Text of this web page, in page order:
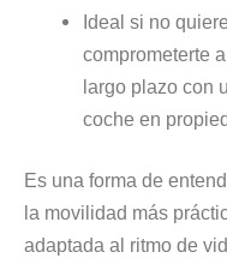
Ideal si no
comprometerte a
largo plazo con
coche en
Es una forma de
la movilidad más
adaptada al ritmo de